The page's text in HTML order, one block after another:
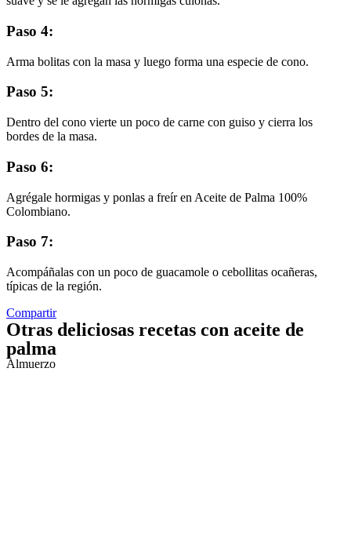
Paso 4:
Arma bolitas con la masa y luego forma una especie de cono.
Paso 5:
Dentro del cono vierte un poco de carne con guiso y cierra los
bordes de la masa.
Paso 6:
Agrégale hormigas y ponlas a freír en Aceite de Palma 100%
Colombiano.
Paso 7:
Acompáñalas con un poco de guacamole o cebollitas ocañeras,
típicas de la región.
Compartir
Otras deliciosas recetas con aceite de
palma
Almuerzo